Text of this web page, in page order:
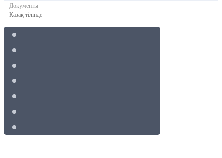
Документы
Қазақ тілінде